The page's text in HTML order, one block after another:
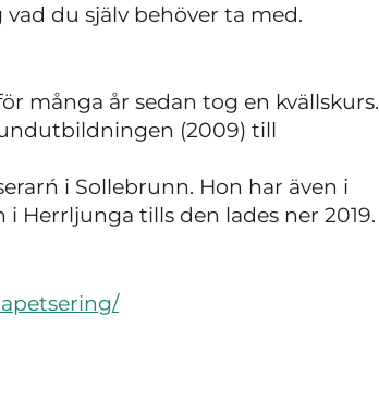
du själv behöver ta med.
många år sedan tog en kvällskurs.
(2009) till
i Sollebrunn. Hon har även i
Herrljunga tills den lades ner 2019.